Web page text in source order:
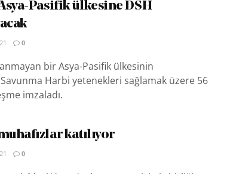
Pasifik ülkesine DSH
0
bir Asya-Pasifik ülkesinin
Harbi yetenekleri sağlamak üzere 56
imzaladı.
katılıyor
0